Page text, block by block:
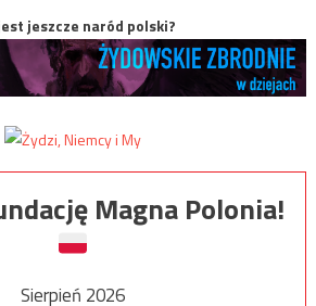
jeszcze naród polski?
Magna Polonia!
Sierpień 2026